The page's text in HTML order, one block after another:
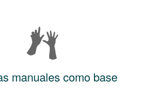
manuales como base